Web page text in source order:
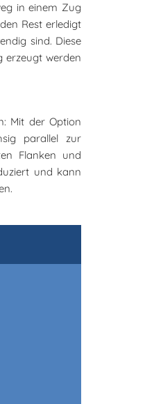
in einem Zug
Rest erledigt
sind. Diese
erzeugt werden
Mit der Option
parallel zur
Flanken und
und kann